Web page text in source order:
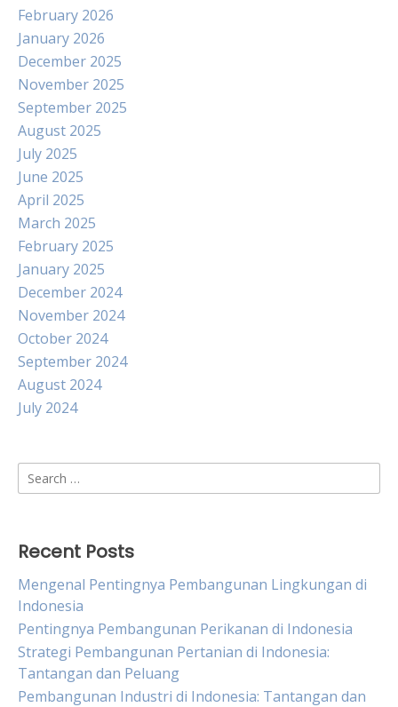
February 2026
January 2026
December 2025
November 2025
September 2025
August 2025
July 2025
June 2025
April 2025
March 2025
February 2025
January 2025
December 2024
November 2024
October 2024
September 2024
August 2024
July 2024
Search
for:
Recent Posts
Mengenal Pentingnya Pembangunan Lingkungan di
Indonesia
Pentingnya Pembangunan Perikanan di Indonesia
Strategi Pembangunan Pertanian di Indonesia:
Tantangan dan Peluang
Pembangunan Industri di Indonesia: Tantangan dan